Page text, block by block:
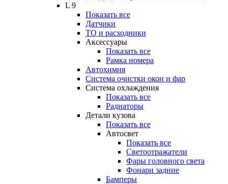
L 9
Показать все
Датчики
ТО и расходники
Аксессуары
Показать все
Рамка номера
Автохимия
Система очистки окон и фар
Система охлаждения
Показать все
Радиаторы
Детали кузова
Показать все
Автосвет
Показать все
Светоотражатели
Фары головного света
Фонари задние
Бамперы